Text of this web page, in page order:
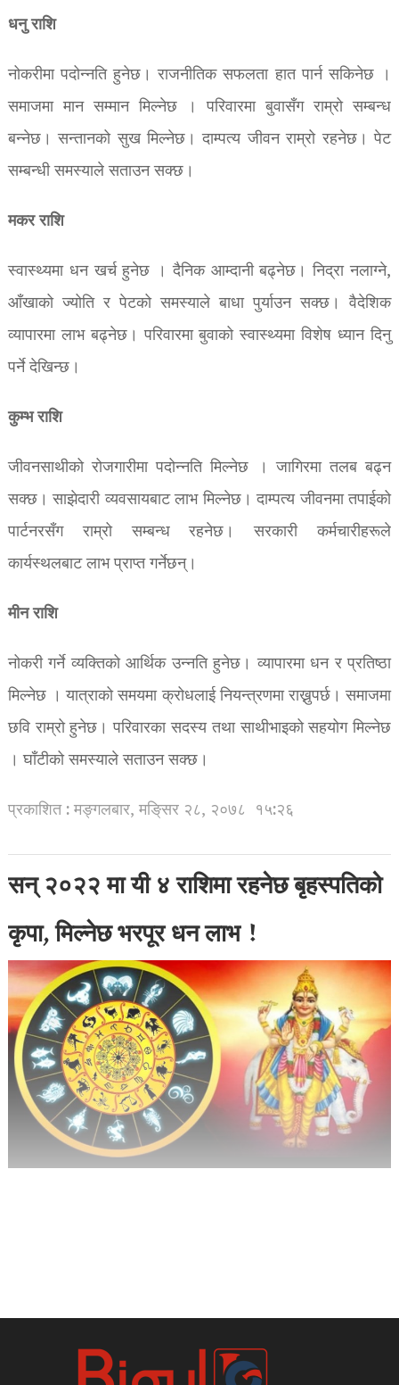
धनु राशि
नोकरीमा पदोन्नति हुनेछ। राजनीतिक सफलता हात पार्न सकिनेछ ।
समाजमा मान सम्मान मिल्नेछ । परिवारमा बुवासँग राम्रो सम्बन्ध
बन्नेछ। सन्तानको सुख मिल्नेछ। दाम्पत्य जीवन राम्रो रहनेछ। पेट
सम्बन्धी समस्याले सताउन सक्छ।
मकर राशि
स्वास्थ्यमा धन खर्च हुनेछ । दैनिक आम्दानी बढ्नेछ। निद्रा नलाग्ने,
आँखाको ज्योति र पेटको समस्याले बाधा पुर्याउन सक्छ। वैदेशिक
व्यापारमा लाभ बढ्नेछ। परिवारमा बुवाको स्वास्थ्यमा विशेष ध्यान दिनु
पर्ने देखिन्छ।
कुम्भ राशि
जीवनसाथीको रोजगारीमा पदोन्नति मिल्नेछ । जागिरमा तलब बढ्न
सक्छ। साझेदारी व्यवसायबाट लाभ मिल्नेछ। दाम्पत्य जीवनमा तपाईको
पार्टनरसँग राम्रो सम्बन्ध रहनेछ। सरकारी कर्मचारीहरूले
कार्यस्थलबाट लाभ प्राप्त गर्नेछन्।
मीन राशि
नोकरी गर्ने व्यक्तिको आर्थिक उन्नति हुनेछ। व्यापारमा धन र प्रतिष्ठा
मिल्नेछ । यात्राको समयमा क्रोधलाई नियन्त्रणमा राख्नुपर्छ। समाजमा
छवि राम्रो हुनेछ। परिवारका सदस्य तथा साथीभाइको सहयोग मिल्नेछ
। घाँटीको समस्याले सताउन सक्छ।
प्रकाशित : मङ्गलबार, मङि्सर २८, २०७८ १५:२६
सन् २०२२ मा यी ४ राशिमा रहनेछ बृहस्पतिको
कृपा, मिल्नेछ भरपूर धन लाभ !